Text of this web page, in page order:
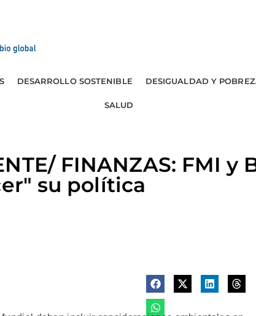
DESARROLLO SOSTENIBLE DESIGUALDAD Y
SALUD
FINANZAS: FMI y
su política